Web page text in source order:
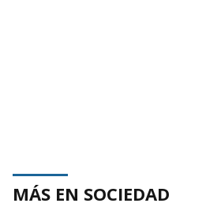
MÁS EN SOCIEDAD